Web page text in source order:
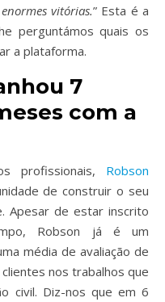
vitórias.” Esta é a
perguntámos quais os
a plataforma.
7
com a
profissionais, Robson
de construir o seu
Apesar de estar inscrito
Robson já é um
média de avaliação de
nos trabalhos que
civil. Diz-nos que em 6